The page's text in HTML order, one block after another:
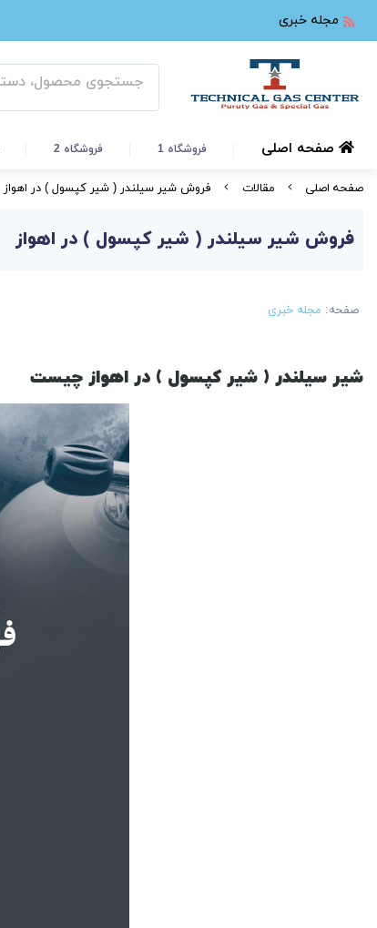
مجله خبری
صفحه اصلی فروشگاه 1 فروشگاه 2
صفحه اصلی مقالات فروش شیر سیلندر ( شیر کپسول ) در اهواز
فروش شیر سیلندر ( شیر کپسول ) در اهواز
صفحه: مجله خبری
شیر سیلندر ( شیر کپسول ) در اهواز چیست